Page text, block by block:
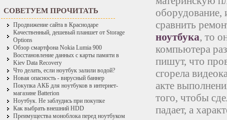
СОВЕТУЕМ ПРОЧИТАТЬ
Продвижение сайта в Краснодаре
Качественный, дешевый планшет от Storage
Options
Обзор смартфона Nokia Lumia 900
Восстановление данных с карты памяти в
Kiev Data Recovery
Что делать, если ноутбук залили водой?
Новая опасность - вирусный баннер
Покупка АКБ для ноутбуков в интернет-
магазине Batterion
Ноутбук. Не заблудись при покупке
Как выбрать внешний HDD
Преимущества моноблока перед ноутбуком
оборудование,
сравнить
ноутбука, то
компьютера
пишут, что
сгорела
акте
того, чтобы
падает, а